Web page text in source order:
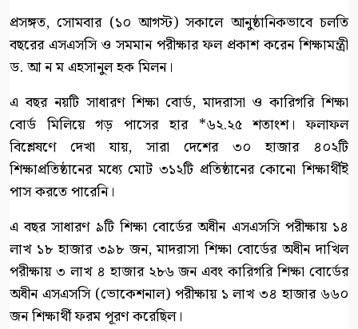
প্রসঙ্গত, সোমবার (১০ আগস্ট) সকালে আনুষ্ঠানিকভাবে চলতি
বছরের এসএসসি ও সমমান পরীক্ষার ফল প্রকাশ করেন শিক্ষামন্ত্রী
ড. আ ন ম এহসানুল হক মিলন।
এ বছর নয়টি সাধারণ শিক্ষা বোর্ড, মাদরাসা ও কারিগরি শিক্ষা
বোর্ড মিলিয়ে গড় পাসের হার *৬২.২৫ শতাংশ। ফলাফল
বিশ্লেষণে দেখা যায়, সারা দেশের ৩০ হাজার ৪০২টি
শিক্ষাপ্রতিষ্ঠানের মধ্যে মোট ৩১২টি প্রতিষ্ঠানের কোনো শিক্ষার্থীই
পাস করতে পারেনি।
এ বছর সাধারণ ৯টি শিক্ষা বোর্ডের অধীন এসএসসি পরীক্ষায় ১৪
লাখ ১৮ হাজার ৩৯৮ জন, মাদরাসা শিক্ষা বোর্ডের অধীন দাখিল
পরীক্ষায় ৩ লাখ ৪ হাজার ২৮৬ জন এবং কারিগরি শিক্ষা বোর্ডের
অধীন এসএসসি (ভোকেশনাল) পরীক্ষায় ১ লাখ ৩৪ হাজার ৬৬০
জন শিক্ষার্থী ফরম পূরণ করেছিল।